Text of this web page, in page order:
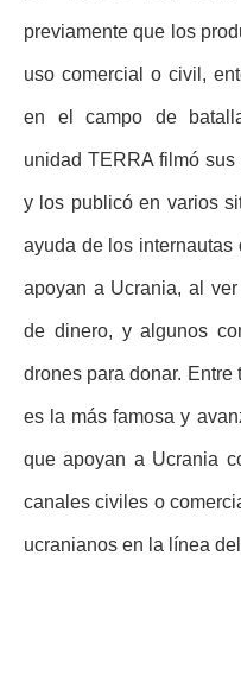
previamente que los
uso comercial o civil,
en el campo de
unidad TERRA filmó
y los publicó en varios
ayuda de los internautas
apoyan a Ucrania, al
de dinero, y algunos
drones para donar. Entre
es la más famosa y
que apoyan a Ucrania
canales civiles o
ucranianos en la línea